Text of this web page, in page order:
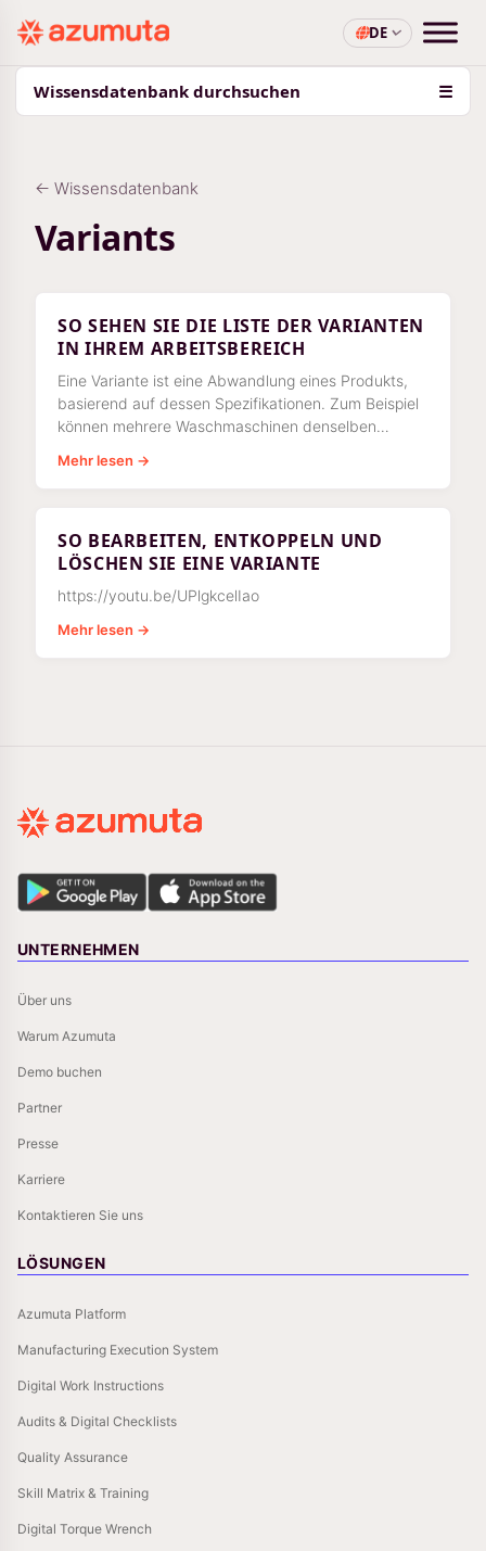
DE
Wissensdatenbank durchsuchen ☰
← Wissensdatenbank
Variants
SO SEHEN SIE DIE LISTE DER VARIANTEN
IN IHREM ARBEITSBEREICH
Eine Variante ist eine Abwandlung eines Produkts,
basierend auf dessen Spezifikationen. Zum Beispiel
können mehrere Waschmaschinen denselben
Mehr lesen →
SO BEARBEITEN, ENTKOPPELN UND
LÖSCHEN SIE EINE VARIANTE
https://youtu.be/UPlgkcelIao
Mehr lesen →
UNTERNEHMEN
Über uns
Warum Azumuta
Demo buchen
Partner
Presse
Karriere
Kontaktieren Sie uns
LÖSUNGEN
Azumuta Platform
Manufacturing Execution System
Digital Work Instructions
Audits & Digital Checklists
Quality Assurance
Skill Matrix & Training
Digital Torque Wrench